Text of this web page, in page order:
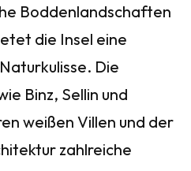
Boddenlandschaften
die Insel eine
Die
Binz, Sellin und
weißen Villen und der
zahlreiche